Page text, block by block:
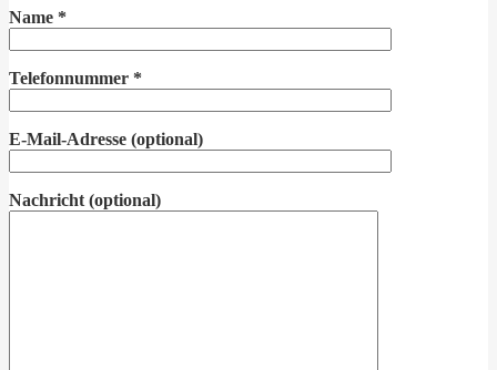
Name *
Telefonnummer *
E-Mail-Adresse (optional)
Nachricht (optional)